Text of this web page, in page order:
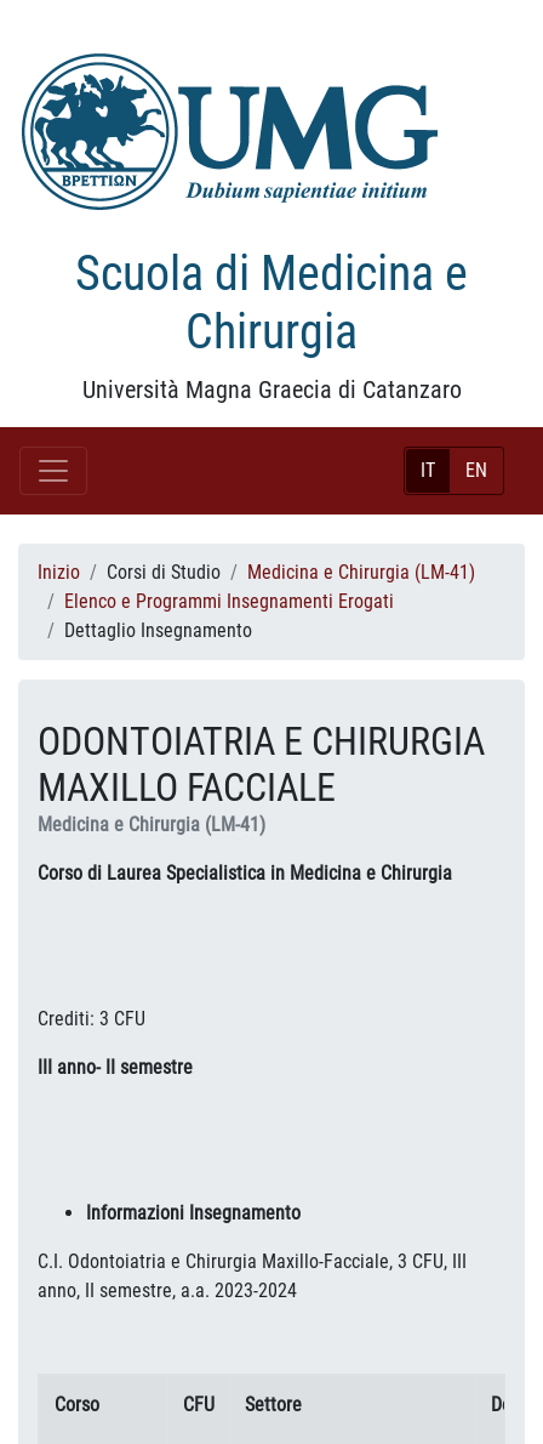
Scuola di Medicina e
Chirurgia
Università Magna Graecia di Catanzaro
IT EN
Inizio Corsi di Studio
Medicina e Chirurgia (LM-41)
Elenco e Programmi Insegnamenti Erogati
Dettaglio Insegnamento
ODONTOIATRIA E CHIRURGIA
MAXILLO FACCIALE
Medicina e Chirurgia (LM-41)
Corso di Laurea Specialistica in Medicina e Chirurgia
Crediti: 3 CFU
III anno- II semestre
Informazioni Insegnamento
C.I. Odontoiatria e Chirurgia Maxillo-Facciale, 3 CFU, III
anno, II semestre, a.a. 2023-2024
Corso CFU Settore